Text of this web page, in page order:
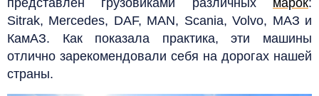
представлен грузовиками различных марок:
Sitrak, Mercedes, DAF, MAN, Scania, Volvo, МАЗ и
КамАЗ. Как показала практика, эти машины
отлично зарекомендовали себя на дорогах нашей
страны.